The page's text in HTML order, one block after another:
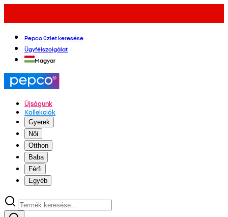
Pepco üzlet keresése
Ügyfélszolgálat
Magyar
Újságunk
Kollekciók
Gyerek
Női
Otthon
Baba
Férfi
Egyéb